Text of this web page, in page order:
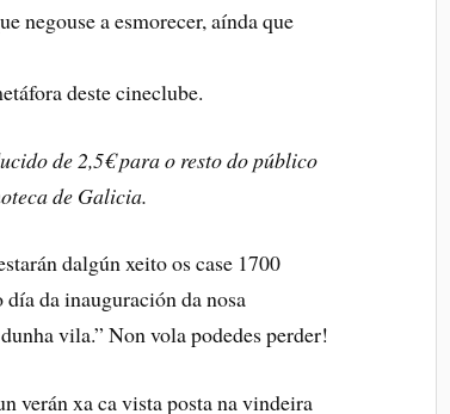
negouse a esmorecer, aínda que
deste cineclube.
de 2,5€ para o resto do público
de Galicia.
dalgún xeito os case 1700
da inauguración da nosa
vila.” Non vola podedes perder!
verán xa ca vista posta na vindeira